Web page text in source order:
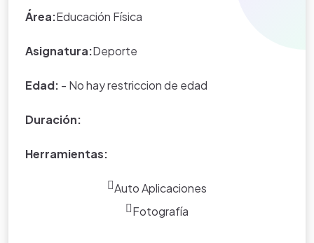
Prevención y Atención de Desastres.
Área:Educación Física
Asignatura:Deporte
Edad: - No hay restriccion de edad
Duración:
Herramientas:
Auto Aplicaciones
Fotografía